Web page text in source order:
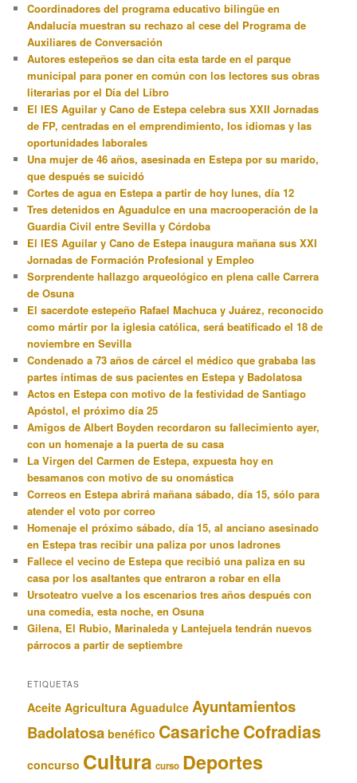
Coordinadores del programa educativo bilingüe en
Andalucía muestran su rechazo al cese del Programa de
Auxiliares de Conversación
Autores estepeños se dan cita esta tarde en el parque
municipal para poner en común con los lectores sus obras
literarias por el Día del Libro
El IES Aguilar y Cano de Estepa celebra sus XXII Jornadas
de FP, centradas en el emprendimiento, los idiomas y las
oportunidades laborales
Una mujer de 46 años, asesinada en Estepa por su marido,
que después se suicidó
Cortes de agua en Estepa a partir de hoy lunes, día 12
Tres detenidos en Aguadulce en una macrooperación de la
Guardia Civil entre Sevilla y Córdoba
El IES Aguilar y Cano de Estepa inaugura mañana sus XXI
Jornadas de Formación Profesional y Empleo
Sorprendente hallazgo arqueológico en plena calle Carrera
de Osuna
El sacerdote estepeño Rafael Machuca y Juárez, reconocido
como mártir por la iglesia católica, será beatificado el 18 de
noviembre en Sevilla
Condenado a 73 años de cárcel el médico que grababa las
partes íntimas de sus pacientes en Estepa y Badolatosa
Actos en Estepa con motivo de la festividad de Santiago
Apóstol, el próximo día 25
Amigos de Albert Boyden recordaron su fallecimiento ayer,
con un homenaje a la puerta de su casa
La Virgen del Carmen de Estepa, expuesta hoy en
besamanos con motivo de su onomástica
Correos en Estepa abrirá mañana sábado, día 15, sólo para
atender el voto por correo
Homenaje el próximo sábado, día 15, al anciano asesinado
en Estepa tras recibir una paliza por unos ladrones
Fallece el vecino de Estepa que recibió una paliza en su
casa por los asaltantes que entraron a robar en ella
Ursoteatro vuelve a los escenarios tres años después con
una comedia, esta noche, en Osuna
Gilena, El Rubio, Marinaleda y Lantejuela tendrán nuevos
párrocos a partir de septiembre
ETIQUETAS
Aceite Agricultura Aguadulce Ayuntamientos
Badolatosa benéfico CasaricheCofradias
concurso Cultura curso Deportes